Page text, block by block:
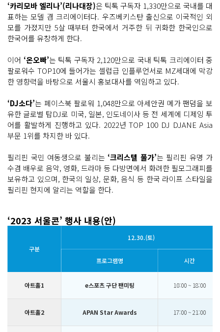
‘카리모바 엘리나’(리나대장)은 틱톡 구독자 1,330만으로 국내를 대
표하는 모델 겸 크리에이터다. 우즈베키스탄 출신으로 이국적인 외
모를 가졌지만 5살 때부터 한국에서 거주한 뒤 귀화한 한국인으로
한국어를 유창하게 한다.
이어 ‘온오빠’는 틱톡 구독자 2,120만으로 국내 틱톡 크리에이터 중
팔로워수 TOP10에 들어가는 셀럽급 인플루언서로 MZ세대에 막강
한 영향력을 바탕으로 서울시 홍보대사를 역임하고 있다.
‘DJ소다’는 페이스북 팔로워 1,048만으로 아세안권 메가 팬덤을 보
유한 글로벌 탑DJ로 미국, 일본, 인도네이사 등 전 세계에 디제잉 투
어를 활발하게 진행하고 있다. 2022년 TOP 100 DJ DJANE Asia
부문 1위를 차지한 바 있다.
필리핀 국민 여동생으로 불리는 ‘크리스텔 풀가’는 필리핀 유명 가
수겸 배우로 음악, 영화, 드라마 등 다방면에서 화려한 필모그래피를
보유하고 있으며, 한국의 일상, 문화, 음식 등 한국 라이프 스타일을
필리핀 현지에 알리는 역할을 한다.
‘2023 서울콘’ 행사 내용(안)
구분
12.30.(토)
프로그램명 시간
아트홀1 e스포츠 구단 팬미팅 10:00 ~ 18:00
아트홀2 APAN Star Awards 17:00 ~ 21:00